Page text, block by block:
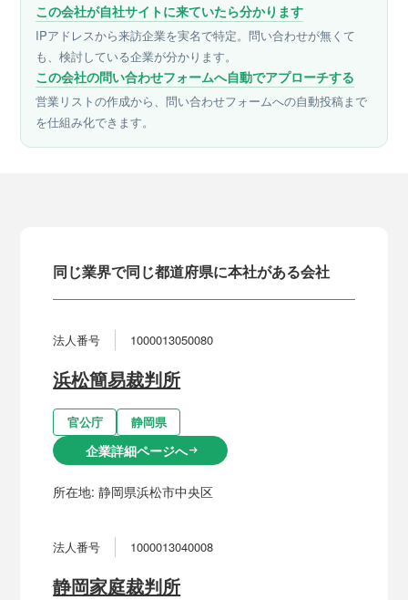
この会社が自社サイトに来ていたら分かります
IPアドレスから来訪企業を実名で特定。問い合わせが無くて
も、検討している企業が分かります。
この会社の問い合わせフォームへ自動でアプローチする
営業リストの作成から、問い合わせフォームへの自動投稿まで
を仕組み化できます。
同じ業界で同じ都道府県に本社がある会社
法人番号 1000013050080
浜松簡易裁判所
官公庁 静岡県
企業詳細ページへarrow_right_alt
所在地:静岡県浜松市中央区
法人番号 1000013040008
静岡家庭裁判所